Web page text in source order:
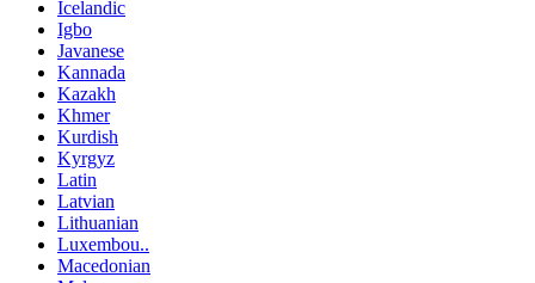
Icelandic
Igbo
Javanese
Kannada
Kazakh
Khmer
Kurdish
Kyrgyz
Latin
Latvian
Lithuanian
Luxembou..
Macedonian